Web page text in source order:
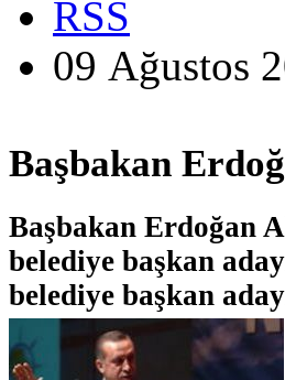
RSS
09 Ağustos
Başbakan
Başbakan Erdoğan
belediye başkan
belediye başkan